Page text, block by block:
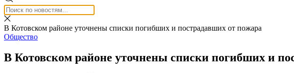
В Котовском районе уточнены списки погибших и пострадавших от пожара
Общество
В Котовском районе уточнены списки погибших и